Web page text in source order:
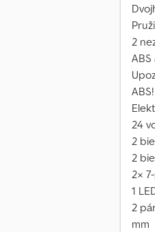
2
ABS!
24
2
2
2×
1
2
mm